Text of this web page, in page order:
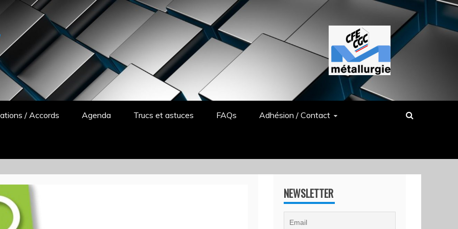
/ Accords Agenda Trucs et astuces FAQs Adhésion / Contact
NEWSLETTER